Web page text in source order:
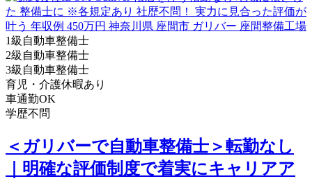
1級自動車整備士
2級自動車整備士
3級自動車整備士
育児・介護休暇あり
車通勤OK
学歴不問
＜ガリバーで自動車整備士＞転勤なし
｜明確な評価制度で着実にキャリアア